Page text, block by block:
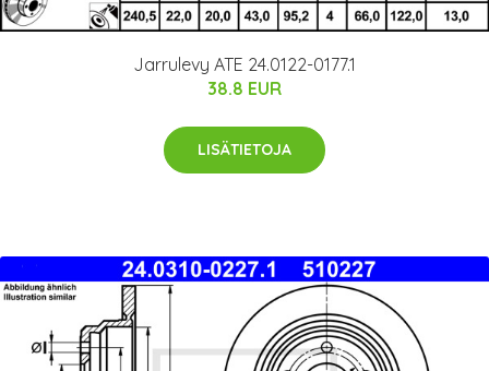
Jarrulevy ATE 24.0122-0177.1
38.8 EUR
LISÄTIETOJA